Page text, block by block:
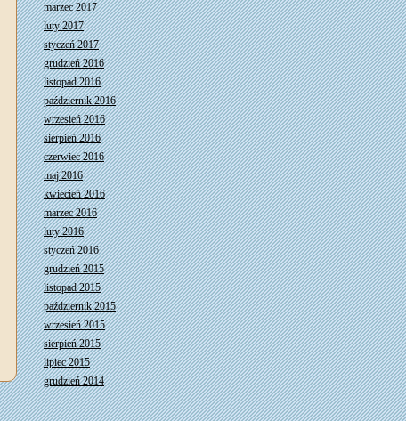
marzec 2017
luty 2017
styczeń 2017
grudzień 2016
listopad 2016
październik 2016
wrzesień 2016
sierpień 2016
czerwiec 2016
maj 2016
kwiecień 2016
marzec 2016
luty 2016
styczeń 2016
grudzień 2015
listopad 2015
październik 2015
wrzesień 2015
sierpień 2015
lipiec 2015
grudzień 2014